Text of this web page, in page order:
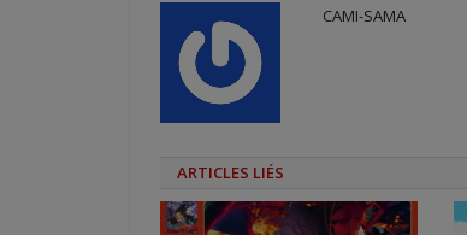
CAMI-SAMA
ARTICLES LIÉS